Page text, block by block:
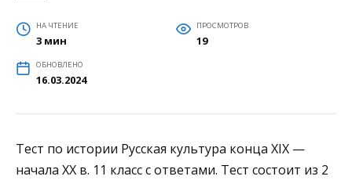
НА ЧТЕНИЕ
3 мин
ПРОСМОТРОВ
19
ОБНОВЛЕНО
16.03.2024
Тест по истории Русская культура конца XIX —
начала XX в. 11 класс с ответами. Тест состоит из 2